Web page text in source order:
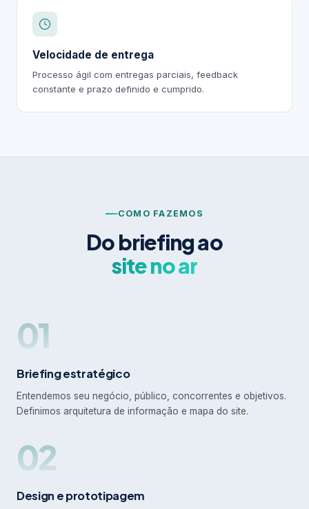
Velocidade de entrega
Processo ágil com entregas parciais, feedback
constante e prazo definido e cumprido.
COMO FAZEMOS
Do briefing ao
site no ar
01
Briefing estratégico
Entendemos seu negócio, público, concorrentes e objetivos.
Definimos arquitetura de informação e mapa do site.
02
Design e prototipagem